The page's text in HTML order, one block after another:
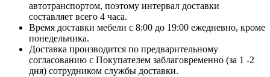
автотранспортом, поэтому интервал доставки
составляет всего 4 часа.
Время доставки мебели с 8:00 до 19:00 ежедневно, кроме
понедельника.
Доставка производится по предварительному
согласованию с Покупателем заблаговременно (за 1 -2
дня) сотрудником службы доставки.